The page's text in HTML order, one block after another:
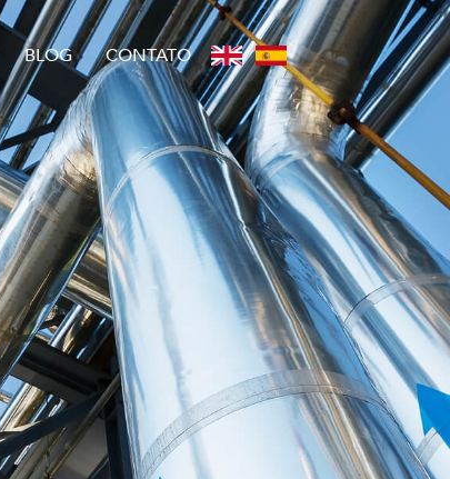
BLOG CONTATO